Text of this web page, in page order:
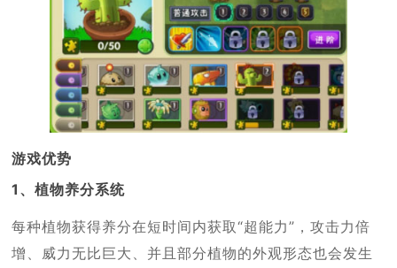
游戏优势
1、植物养分系统
每种植物获得养分在短时间内获取“超能力”，攻击力倍
增、威力无比巨大、并且部分植物的外观形态也会发生